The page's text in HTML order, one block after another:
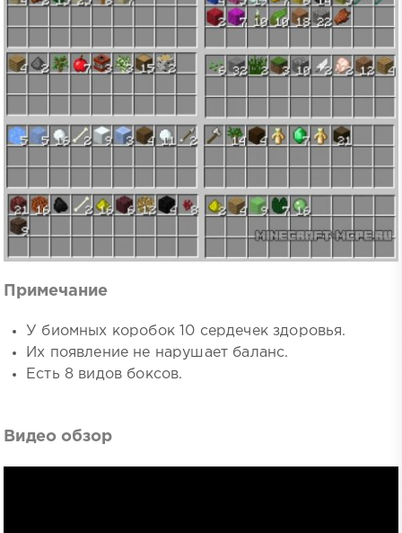
Примечание
У биомных коробок 10 сердечек здоровья.
Их появление не нарушает баланс.
Есть 8 видов боксов.
Видео обзор